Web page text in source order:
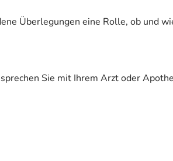
Überlegungen eine Rolle, ob und
Sie mit Ihrem Arzt oder